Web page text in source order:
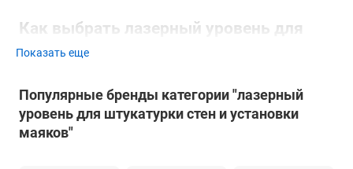
Как выбрать лазерный уровень для
стен?
Показать еще
Популярные бренды категории "лазерный
уровень для штукатурки стен и установки
маяков"